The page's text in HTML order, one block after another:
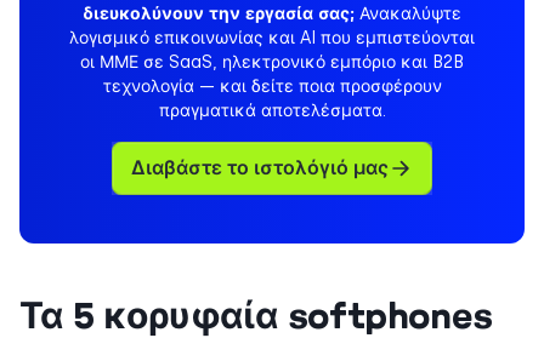
διευκολύνουν την εργασία σας; Ανακαλύψτε
λογισμικό επικοινωνίας και AI που εμπιστεύονται
οι ΜΜΕ σε SaaS, ηλεκτρονικό εμπόριο και B2B
τεχνολογία — και δείτε ποια προσφέρουν
πραγματικά αποτελέσματα.
Διαβάστε το ιστολόγιό μας
Τα 5 κορυφαία softphones